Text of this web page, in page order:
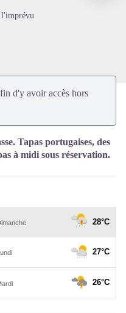
l'imprévu
d'y avoir accès hors
Tapas portugaises, des
à midi sous réservation.